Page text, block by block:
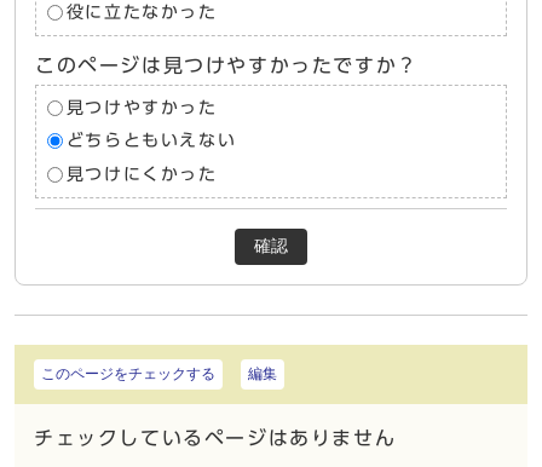
役に立たなかった
このページは見つけやすかったですか？
見つけやすかった
どちらともいえない
見つけにくかった
確認
このページをチェックする 編集
チェックしているページはありません